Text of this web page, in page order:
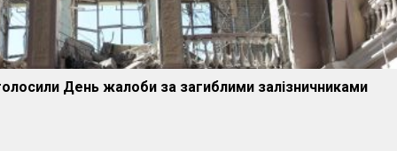
День жалоби за загиблими залізничниками